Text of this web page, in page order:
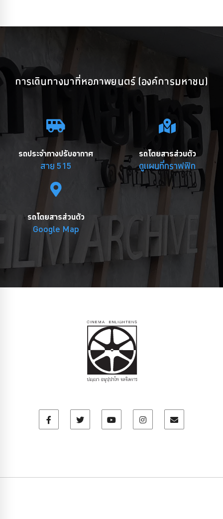
การเดินทางมาที่หอภาพยนตร์ (องค์การมหาชน)
รถประจำทางปรับอากาศ
สาย 515
รถโดยสารส่วนตัว
ดูแผนที่กราฟฟิก
รถโดยสารส่วนตัว
Google Map